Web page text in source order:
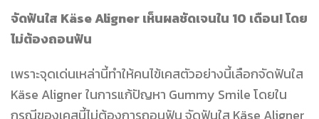
จัดฟันใส Käse Aligner เห็นผลชัดเจนใน 10 เดือน! โดย
ไม่ต้องถอนฟัน
เพราะจุดเด่นเหล่านี้ทำให้คนไข้เคสตัวอย่างนี้เลือกจัดฟันใส
Käse Aligner ในการแก้ปัญหา Gummy Smile โดยใน
กรณีของเคสนี้ไม่ต้องการถอนฟัน จัดฟันใส Käse Aligner